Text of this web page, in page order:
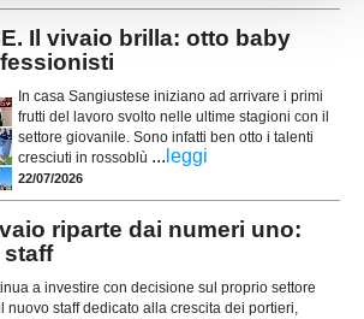
Il vivaio brilla: otto baby
In casa Sangiustese iniziano ad arrivare i primi
frutti del lavoro svolto nelle ultime stagioni con il
settore giovanile. Sono infatti ben otto i talenti
cresciuti in rossoblù ... leggi
22/07/2026
riparte dai numeri uno:
a investire con decisione sul proprio settore
nuovo staff dedicato alla crescita dei portieri,